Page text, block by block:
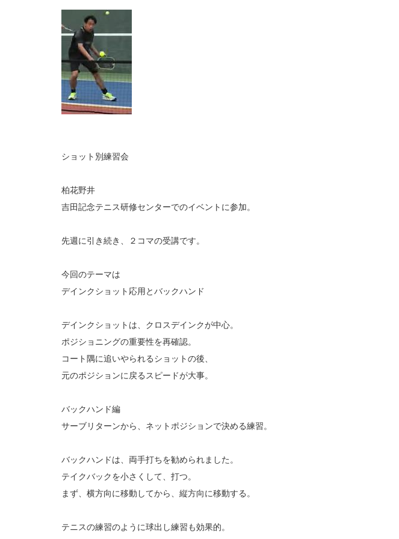
ショット別練習会
柏花野井
吉田記念テニス研修センターでのイベントに参加。
先週に引き続き、２コマの受講です。
今回のテーマは
デインクショット応用とバックハンド
デインクショットは、クロスデインクが中心。
ポジショニングの重要性を再確認。
コート隅に追いやられるショットの後、
元のポジションに戻るスピードが大事。
バックハンド編
サーブリターンから、ネットポジションで決める練習。
バックハンドは、両手打ちを勧められました。
テイクバックを小さくして、打つ。
まず、横方向に移動してから、縦方向に移動する。
テニスの練習のように球出し練習も効果的。